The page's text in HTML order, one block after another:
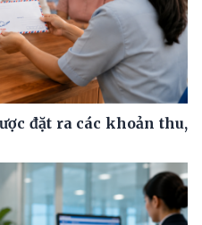
đặt ra các khoản thu,